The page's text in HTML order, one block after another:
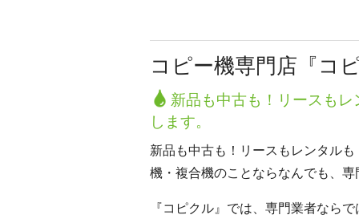
コピー機専門店『コ
新品も中古も！リースも
します。
新品も中古も！リースもレンタル
機・複合機のことならなんでも、
『コピクル』では、専門業者なら